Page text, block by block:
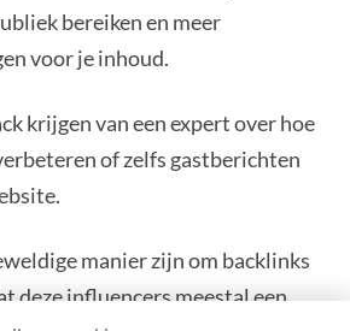
bereiken en meer
voor je inhoud.
krijgen van een expert over hoe
of zelfs gastberichten
manier zijn om backlinks
deze influencers meestal een